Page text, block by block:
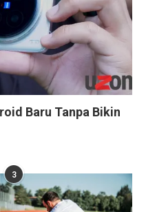
Baru Tanpa Bikin
3